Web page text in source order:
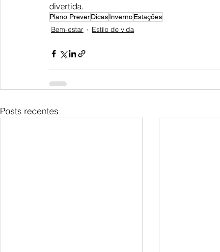
divertida.
Plano PreverDicasInvernoEstações
Bem-estar Estilo de vida
Posts recentes